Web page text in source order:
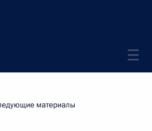
материалы